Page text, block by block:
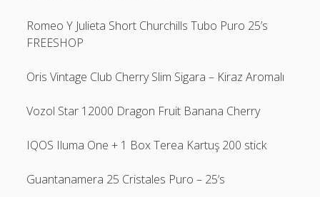
Romeo Y Julieta Short Churchills Tubo Puro 25’s
FREESHOP
Oris Vintage Club Cherry Slim Sigara – Kiraz Aromalı
Vozol Star 12000 Dragon Fruit Banana Cherry
IQOS Iluma One + 1 Box Terea Kartuş 200 stick
Guantanamera 25 Cristales Puro – 25’s